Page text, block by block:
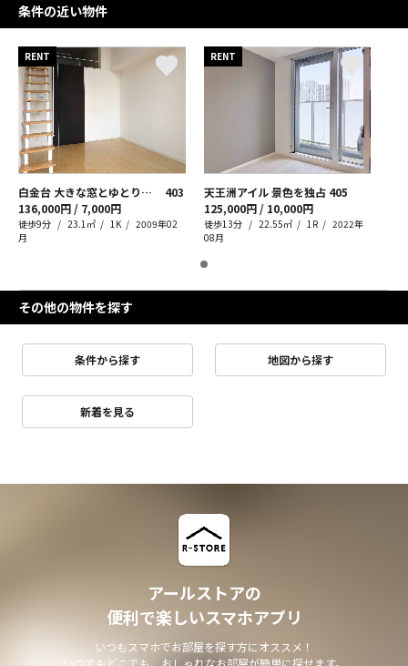
条件の近い物件
RENT
白金台 大きな窓とゆとりある暮らし
403
136,000円 / 7,000円
徒歩9分 23.1㎡ 1K
2009年02
月
RENT
天王洲アイル 景色を独占 405
125,000円 / 10,000円
徒歩13分 22.55㎡ 1R
2022年
08月
その他の物件を探す
条件から探す 地図から探す
新着を見る
アールストアの
便利で楽しいスマホアプリ
いつもスマホでお部屋を探す方にオススメ！
いつでもどこでも、おしゃれなお部屋が簡単に探せます。